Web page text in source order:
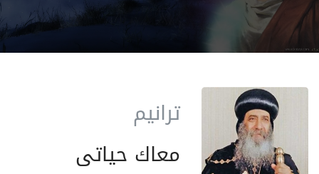
ترانيم
معاك حياتى